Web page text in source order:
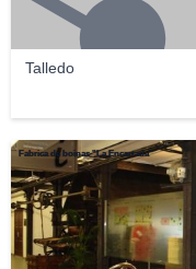
Talledo
Fabrica de boinas "La Encartada"